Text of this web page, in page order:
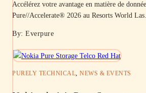
Accélérez votre avantage en matière de
Pure//Accelerate® 2026 au Resorts World
By: Everpure
PURELY TECHNICAL NEWS & EVENTS